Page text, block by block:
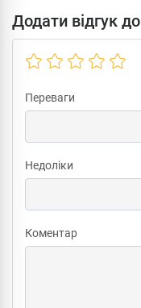
Додати відгук
Переваги
Недоліки
Коментар